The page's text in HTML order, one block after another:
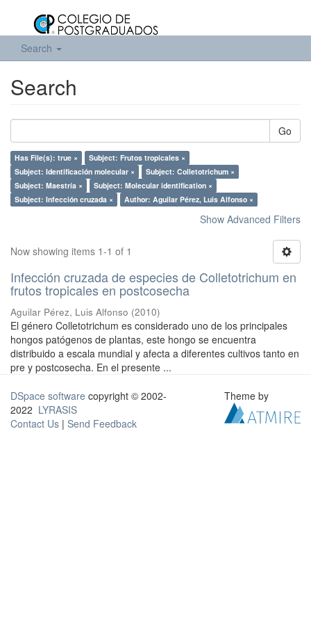
Search
Search
Go
Has File(s): true ×
Subject: Frutos tropicales ×
Subject: Identificación molecular ×
Subject: Colletotrichum ×
Subject: Maestría ×
Subject: Molecular identification ×
Subject: Infección cruzada ×
Author: Aguilar Pérez, Luis Alfonso ×
Show Advanced Filters
Now showing items 1-1 of 1
Infección cruzada de especies de Colletotrichum en
frutos tropicales en postcosecha
Aguilar Pérez, Luis Alfonso (2010)
El género Colletotrichum es considerado uno de los principales
hongos patógenos de plantas, este hongo se encuentra
distribuido a escala mundial y afecta a diferentes cultivos tanto en
pre y postcosecha. En el presente ...
DSpace software copyright © 2002-
2022 LYRASIS
Contact Us | Send Feedback
Theme by